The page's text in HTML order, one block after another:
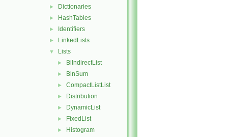
► Dictionaries
► HashTables
► Identifiers
► LinkedLists
▼ Lists
► BiIndirectList
► BinSum
► CompactListList
► Distribution
► DynamicList
► FixedList
► Histogram